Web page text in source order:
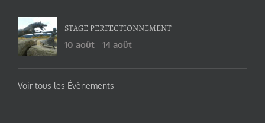
STAGE PERFECTIONNEMENT
10 août - 14 août
Voir tous les Évènements